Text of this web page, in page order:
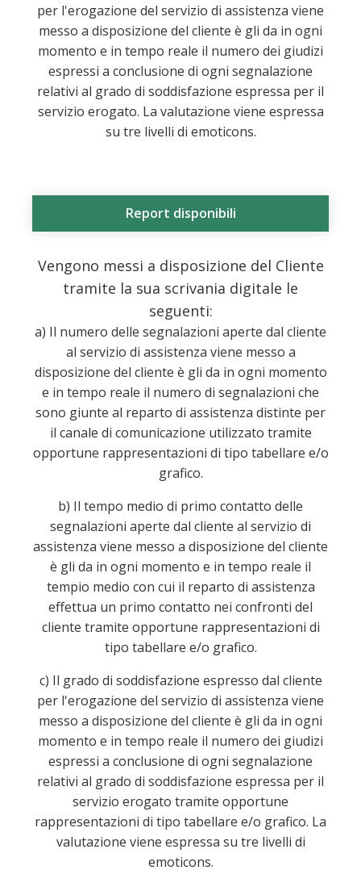
per l'erogazione del servizio di assistenza viene
messo a disposizione del cliente è gli da in ogni
momento e in tempo reale il numero dei giudizi
espressi a conclusione di ogni segnalazione
relativi al grado di soddisfazione espressa per il
servizio erogato. La valutazione viene espressa
su tre livelli di emoticons.
Report disponibili
Vengono messi a disposizione del Cliente
tramite la sua scrivania digitale le
seguenti:
a) Il numero delle segnalazioni aperte dal cliente
al servizio di assistenza viene messo a
disposizione del cliente è gli da in ogni momento
e in tempo reale il numero di segnalazioni che
sono giunte al reparto di assistenza distinte per
il canale di comunicazione utilizzato tramite
opportune rappresentazioni di tipo tabellare e/o
grafico.
b) Il tempo medio di primo contatto delle
segnalazioni aperte dal cliente al servizio di
assistenza viene messo a disposizione del cliente
è gli da in ogni momento e in tempo reale il
tempio medio con cui il reparto di assistenza
effettua un primo contatto nei confronti del
cliente tramite opportune rappresentazioni di
tipo tabellare e/o grafico.
c) Il grado di soddisfazione espresso dal cliente
per l'erogazione del servizio di assistenza viene
messo a disposizione del cliente è gli da in ogni
momento e in tempo reale il numero dei giudizi
espressi a conclusione di ogni segnalazione
relativi al grado di soddisfazione espressa per il
servizio erogato tramite opportune
rappresentazioni di tipo tabellare e/o grafico. La
valutazione viene espressa su tre livelli di
emoticons.